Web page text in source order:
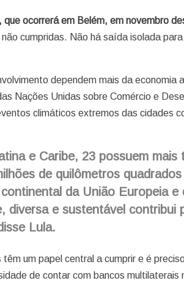
ocorrerá em Belém, em novembro
cumpridas. Não há saída isolada
dependem mais da economia
Nações Unidas sobre Comércio e
climáticos extremos das cidades
e Caribe, 23 possuem
de quilômetros
da União Europeia
diversa e sustentável contribui
Lula.
um papel central a cumprir e é
de contar com bancos multilaterais